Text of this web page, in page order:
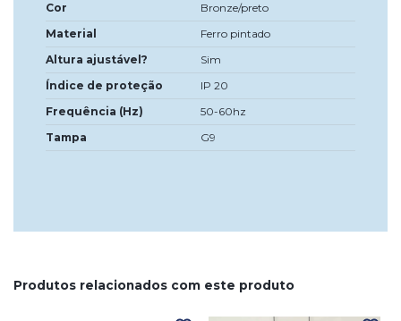
Cor
Bronze/preto
Material
Ferro pintado
Altura ajustável?
Sim
Índice de proteção
IP 20
Frequência (Hz)
50-60hz
Tampa
G9
Produtos relacionados com este produto